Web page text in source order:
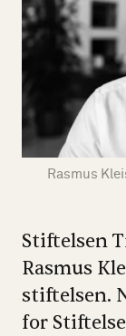
Rasmus
Stiftelsen
Rasmus
stiftelsen.
for